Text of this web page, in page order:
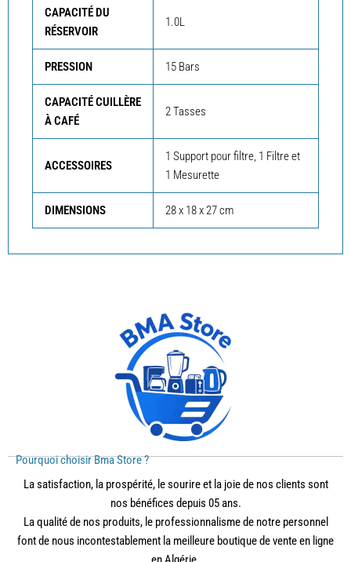
CAPACITÉ DU
RÉSERVOIR
1.0L
PRESSION 15 Bars
CAPACITÉ CUILLÈRE
À CAFÉ
2 Tasses
ACCESSOIRES
1 Support pour filtre, 1 Filtre et
1 Mesurette
DIMENSIONS 28 x 18 x 27 cm
Pourquoi choisir Bma Store ?
La satisfaction, la prospérité, le sourire et la joie de nos clients sont
nos bénéfices depuis 05 ans.
La qualité de nos produits, le professionnalisme de notre personnel
font de nous incontestablement la meilleure boutique de vente en ligne